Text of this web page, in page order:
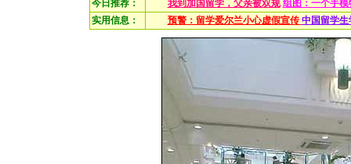
今日推荐： 我到加国留学，父亲被双规 组图：一个手
实用信息：
预警：留学爱尔兰小心虚假宣传 中国留学